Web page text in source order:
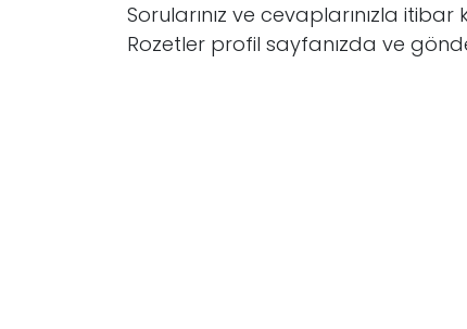
Sorularınız ve cevaplarınızla itibar
Rozetler profil sayfanızda ve